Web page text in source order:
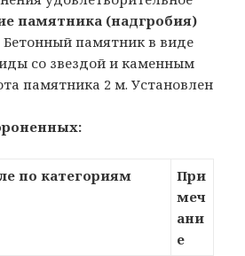
памятника (надгробия)
Бетонный памятник в виде
со звездой и каменным
памятника 2 м. Установлен
по категориям
При
меч
ани
е